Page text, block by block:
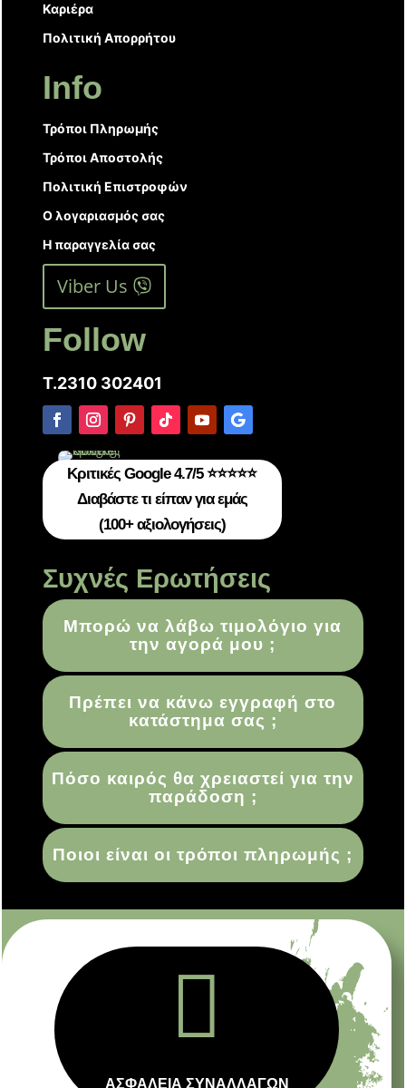
Καριέρα
Πολιτική Απορρήτου
Info
Τρόποι Πληρωμής
Τρόποι Αποστολής
Πολιτική Επιστροφών
Ο λογαριασμός σας
Η παραγγελία σας
Viber Us
Follow
T.2310 302401
Κριτικές Google 4.7/5 ⭐⭐⭐⭐⭐
Διαβάστε τι είπαν για εμάς
(100+ αξιολογήσεις)
Συχνές Ερωτήσεις
Μπορώ να λάβω τιμολόγιο για
την αγορά μου ;
Πρέπει να κάνω εγγραφή στο
κατάστημα σας ;
Πόσο καιρός θα χρειαστεί για την
παράδοση ;
Ποιοι είναι οι τρόποι πληρωμής ;

ΑΣΦΑΛΕΙΑ ΣΥΝΑΛΛΑΓΩΝ